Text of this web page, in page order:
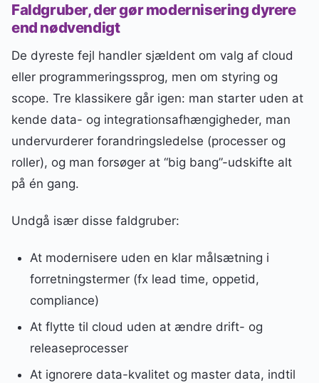
Faldgruber, der gør modernisering dyrere
end nødvendigt
De dyreste fejl handler sjældent om valg af cloud
eller programmeringssprog, men om styring og
scope. Tre klassikere går igen: man starter uden at
kende data- og integrationsafhængigheder, man
undervurderer forandringsledelse (processer og
roller), og man forsøger at “big bang”-udskifte alt
på én gang.
Undgå især disse faldgruber:
At modernisere uden en klar målsætning i
forretningstermer (fx lead time, oppetid,
compliance)
At flytte til cloud uden at ændre drift- og
releaseprocesser
At ignorere data-kvalitet og master data, indtil